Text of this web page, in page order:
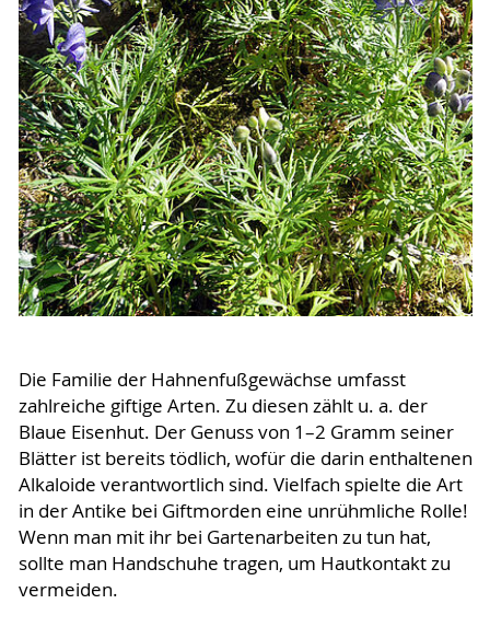
Die Familie der Hahnenfußgewächse umfasst
zahlreiche giftige Arten. Zu diesen zählt u. a. der
Blaue Eisenhut. Der Genuss von 1–2 Gramm seiner
Blätter ist bereits tödlich, wofür die darin enthaltenen
Alkaloide verantwortlich sind. Vielfach spielte die Art
in der Antike bei Giftmorden eine unrühmliche Rolle!
Wenn man mit ihr bei Gartenarbeiten zu tun hat,
sollte man Handschuhe tragen, um Hautkontakt zu
vermeiden.